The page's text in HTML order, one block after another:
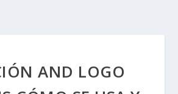
AND LOGO